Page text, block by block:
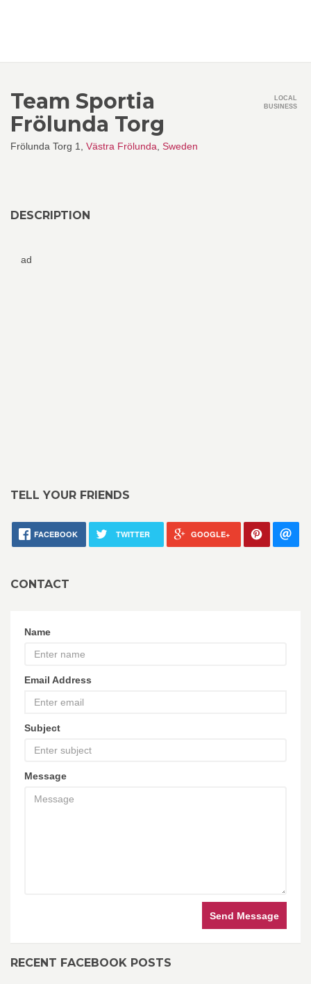
Team Sportia
Frölunda Torg
Frölunda Torg 1, Västra Frölunda Sweden
LOCAL
BUSINESS
DESCRIPTION
ad
TELL YOUR FRIENDS
FACEBOOK TWITTER GOOGLE+
CONTACT
Name
Email Address
Subject
Message
Send Message
RECENT FACEBOOK POSTS